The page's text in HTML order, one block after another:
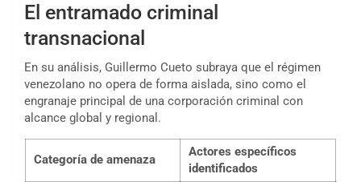
El entramado criminal
transnacional
En su análisis, Guillermo Cueto subraya que el régimen
venezolano no opera de forma aislada, sino como el
engranaje principal de una corporación criminal con
alcance global y regional.
Categoría de amenaza
Actores específicos
identificados